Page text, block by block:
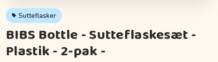
Sutteflasker
BIBS Bottle - Sutteflaskesæt -
Plastik - 2-pak -